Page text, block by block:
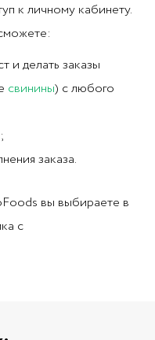
к личному кабинету.
и делать заказы
свинины) с любого
заказа.
вы выбираете в
с